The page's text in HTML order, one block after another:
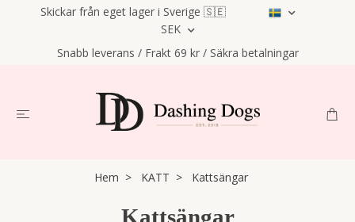
Skickar från eget lager i Sverige 🇸🇪
SEK
Snabb leverans / Frakt 69 kr / Säkra betalningar
Hem KATT Kattsängar
Kattsängar